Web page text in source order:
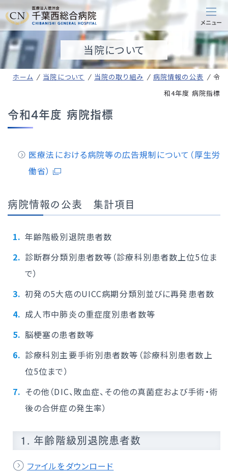
当院について
ホーム 当院について 当院の取り組み 病院情報の公表
令
和4年度 病院指標
令和4年度 病院指標
医療法における病院等の広告規制について（厚生労
働省）
病院情報の公表 集計項目
年齢階級別退院患者数
診断群分類別患者数等（診療科別患者数上位5位ま
で）
初発の5大癌のUICC病期分類別並びに再発患者数
成人市中肺炎の重症度別患者数等
脳梗塞の患者数等
診療科別主要手術別患者数等（診療科別患者数上
位5位まで）
その他（DIC、敗血症、その他の真菌症および手術・術
後の合併症の発生率）
1. 年齢階級別退院患者数
ファイルをダウンロード